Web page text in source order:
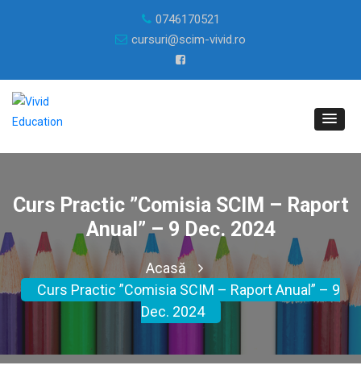
0746170521
cursuri@scim-vivid.ro
Curs Practic ”Comisia SCIM – Raport
Anual” – 9 Dec. 2024
Acasă
Curs Practic ”Comisia SCIM – Raport Anual” – 9
Dec. 2024